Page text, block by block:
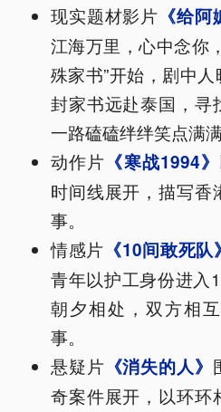
现实题材影片 《给阿
江海万里，心中念你
殊家书”开始，剧中
封家书远赴泰国，寻
一路磕磕绊绊笑点满满
动作片 《寒战1994》
时间线展开，描写香
事。
情感片 《10间敢死队》
青年以护工身份进入
朝夕相处，双方相
事。
悬疑片 《消失的人》
奇案件展开，以环环